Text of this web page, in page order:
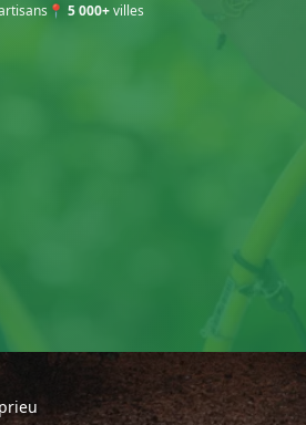
📍 5 000+villes